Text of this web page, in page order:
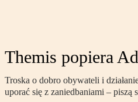
Themis popiera
Troska o dobro obywateli i
uporać się z zaniedbaniami – piszą